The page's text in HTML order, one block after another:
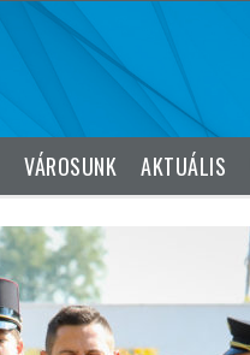
VÁROSUNK AKTUÁLIS